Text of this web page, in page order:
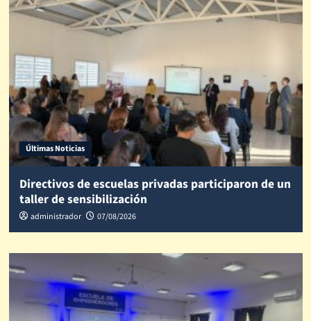
Últimas Noticias
Directivos de escuelas privadas participaron de un
taller de sensibilización
administrador 07/08/2026